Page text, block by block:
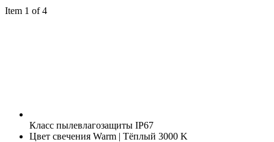
Item 1 of 4
Класс пылевлагозащиты IP67
Цвет свечения Warm | Тёплый 3000 K